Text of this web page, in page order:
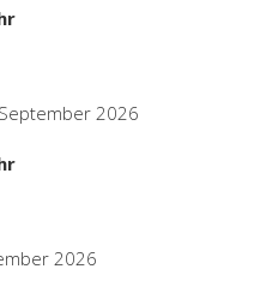
2026
2026